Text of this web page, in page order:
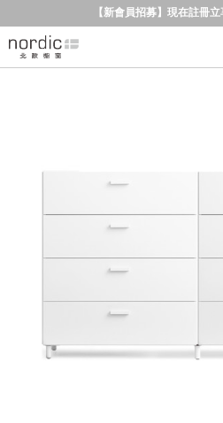
【新會員招募】現在註冊